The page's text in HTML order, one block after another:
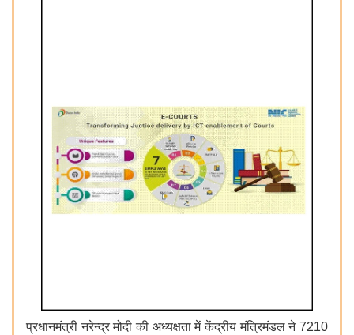
प्रधानमंत्री नरेन्द्र मोदी की अध्यक्षता में केंद्रीय मंत्रिमंडल ने 7210